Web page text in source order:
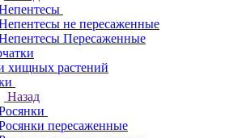
не пересаженные
Пересаженные
хищных растений
Назад
пересаженные